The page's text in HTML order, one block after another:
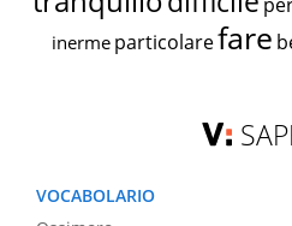
inerme particolarefare
VOCABOLARIO